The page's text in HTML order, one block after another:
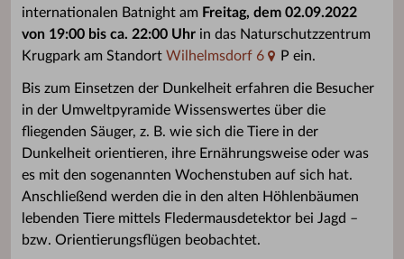
internationalen Batnight am Freitag, dem 02.09.2022
von 19:00 bis ca. 22:00 Uhr in das Naturschutzzentrum
Krugpark am Standort Wilhelmsdorf 6 P ein.
Bis zum Einsetzen der Dunkelheit erfahren die Besucher
in der Umweltpyramide Wissenswertes über die
fliegenden Säuger, z. B. wie sich die Tiere in der
Dunkelheit orientieren, ihre Ernährungsweise oder was
es mit den sogenannten Wochenstuben auf sich hat.
Anschließend werden die in den alten Höhlenbäumen
lebenden Tiere mittels Fledermausdetektor bei Jagd –
bzw. Orientierungsflügen beobachtet.